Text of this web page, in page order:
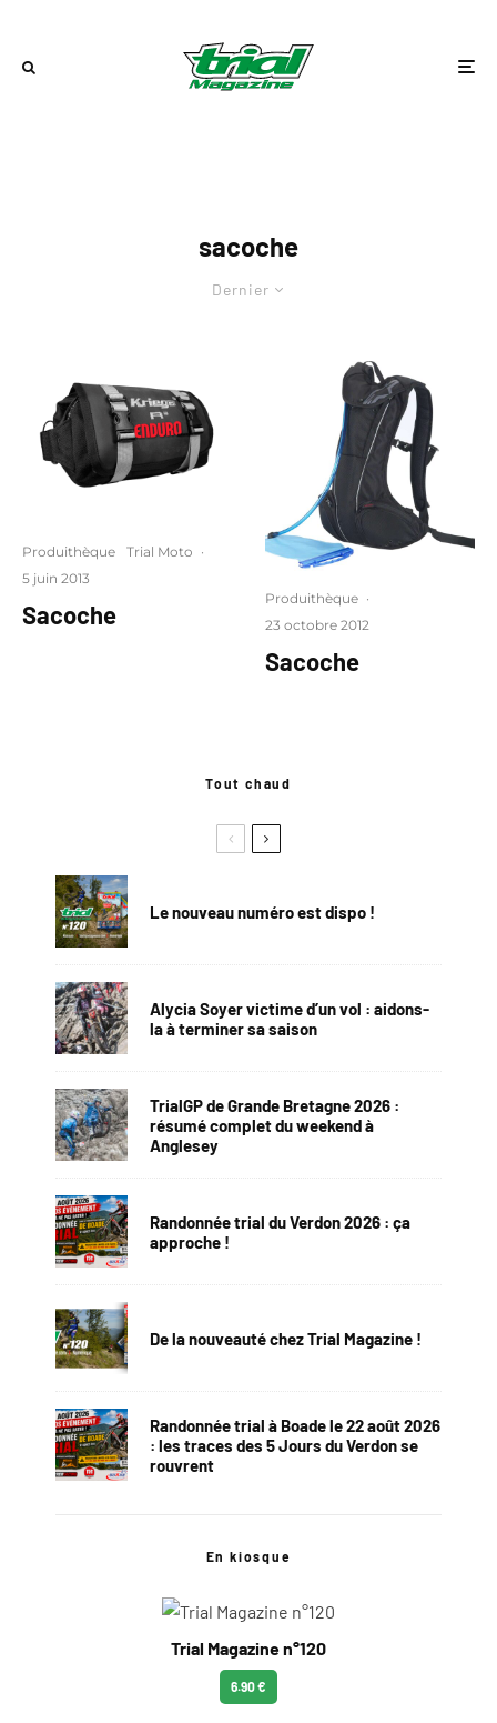
sacoche
Dernier
Produithèque Trial Moto ·
5 juin 2013
Sacoche
Produithèque ·
23 octobre 2012
Sacoche
Tout chaud
Le nouveau numéro est dispo !
Alycia Soyer victime d’un vol : aidons-
la à terminer sa saison
TrialGP de Grande Bretagne 2026 :
résumé complet du weekend à
Anglesey
Randonnée trial du Verdon 2026 : ça
approche !
De la nouveauté chez Trial Magazine !
Randonnée trial à Boade le 22 août 2026
: les traces des 5 Jours du Verdon se
rouvrent
En kiosque
Trial Magazine n°120
6.90 €